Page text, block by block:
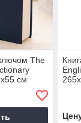
The
см